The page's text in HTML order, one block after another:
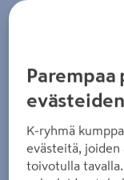
Parempaa
K-ryhmä
evästeitä,
toivotulla